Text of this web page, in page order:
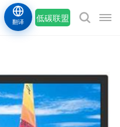
低碳联盟
翻译